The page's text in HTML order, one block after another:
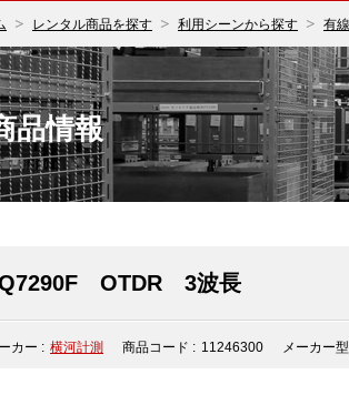
レンタル商品を探す 利用シーンから探す 有
品情報
OTDR 3波長
カー : 横河計測 商品コード : 11246300 メーカー